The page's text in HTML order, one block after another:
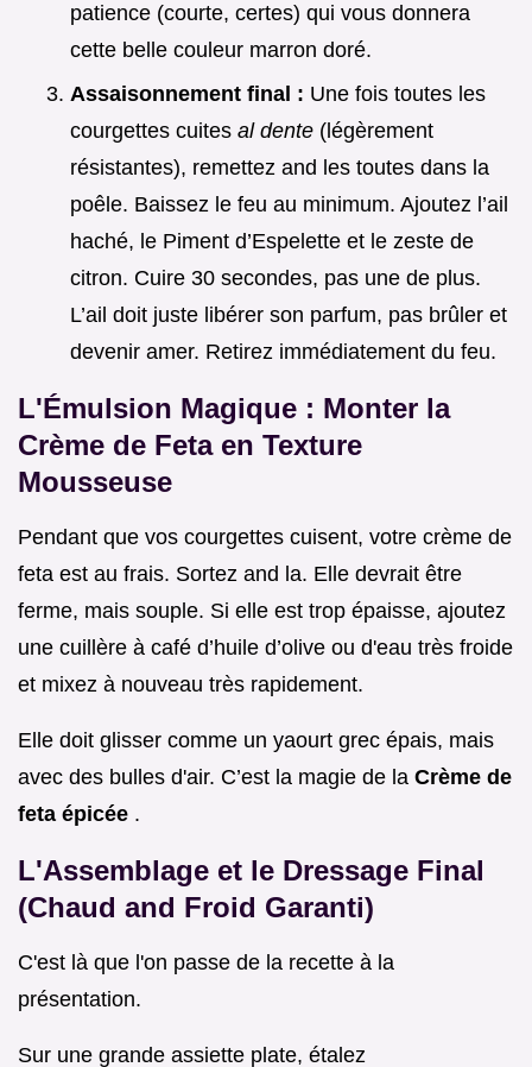
patience (courte, certes) qui vous donnera
cette belle couleur marron doré.
Assaisonnement final : Une fois toutes les
courgettes cuites al dente (légèrement
résistantes), remettez and les toutes dans la
poêle. Baissez le feu au minimum. Ajoutez l’ail
haché, le Piment d’Espelette et le zeste de
citron. Cuire 30 secondes, pas une de plus.
L’ail doit juste libérer son parfum, pas brûler et
devenir amer. Retirez immédiatement du feu.
L'Émulsion Magique : Monter la
Crème de Feta en Texture
Mousseuse
Pendant que vos courgettes cuisent, votre crème de
feta est au frais. Sortez and la. Elle devrait être
ferme, mais souple. Si elle est trop épaisse, ajoutez
une cuillère à café d’huile d’olive ou d'eau très froide
et mixez à nouveau très rapidement.
Elle doit glisser comme un yaourt grec épais, mais
avec des bulles d'air. C’est la magie de la Crème de
feta épicée .
L'Assemblage et le Dressage Final
(Chaud and Froid Garanti)
C'est là que l'on passe de la recette à la
présentation.
Sur une grande assiette plate, étalez